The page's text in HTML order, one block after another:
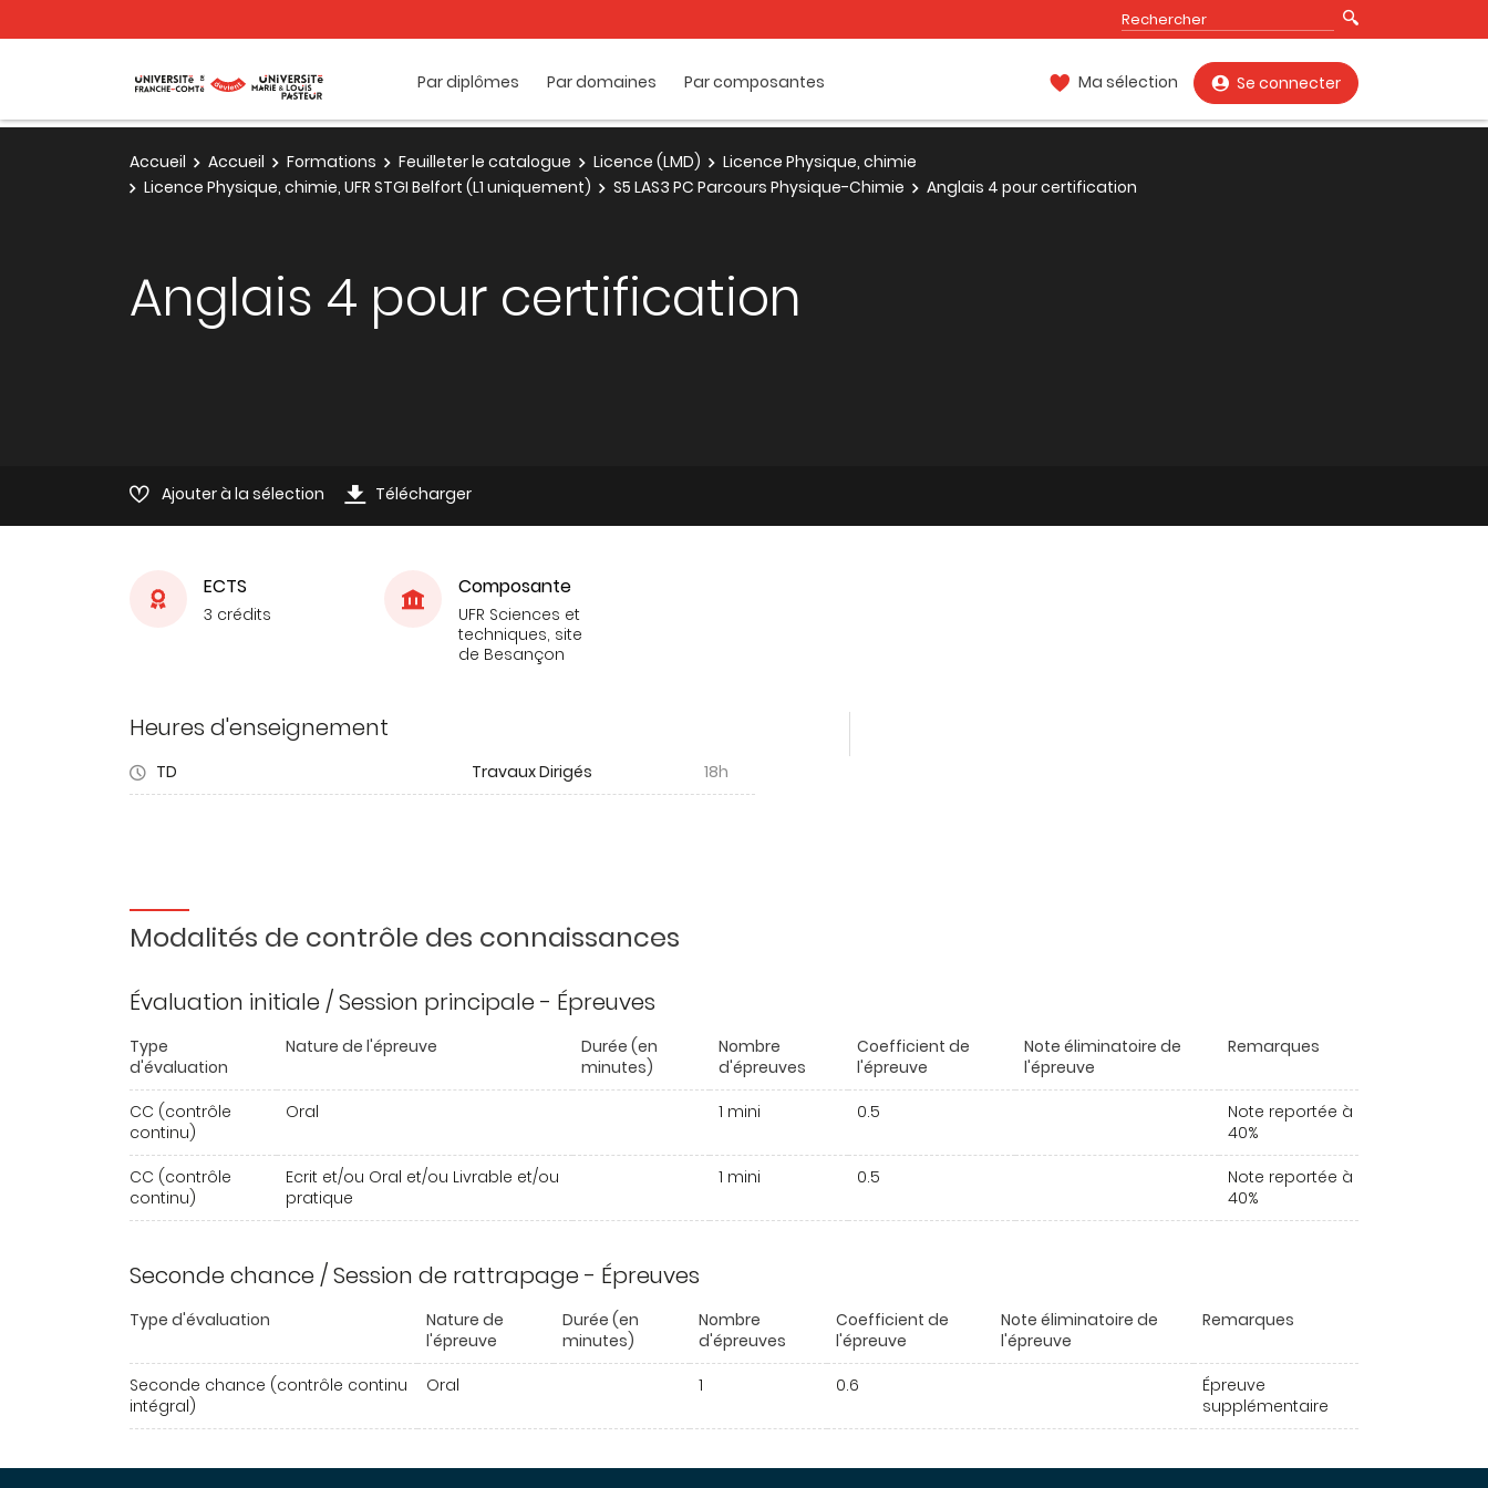
Par diplômes Par domaines Par composantes Ma sélection Se connecter
Accueil Accueil Formations Feuilleter le catalogue Licence (LMD)
Licence Physique, chimie
Licence Physique, chimie, UFR STGI Belfort (L1 uniquement)
S5 LAS3 PC Parcours Physique-Chimie Anglais 4 pour certification
Anglais 4 pour certification
Ajouter à la sélection Télécharger
ECTS
3 crédits
Composante
UFR Sciences et
techniques, site
de Besançon
Heures d'enseignement
TD Travaux Dirigés 18h
Modalités de contrôle des connaissances
Évaluation initiale / Session principale - Épreuves
Type
d'évaluation
Nature de l'épreuve
Durée (en
minutes)
Nombre
d'épreuves
Coefficient de
l'épreuve
Note éliminatoire de
l'épreuve
Remarques
CC (contrôle
continu)
Oral 1 mini 0.5
Note reportée à
40%
CC (contrôle
continu)
Ecrit et/ou Oral et/ou Livrable et/ou
pratique
1 mini 0.5
Note reportée à
40%
Seconde chance / Session de rattrapage - Épreuves
Type d'évaluation
Nature de
l'épreuve
Durée (en
minutes)
Nombre
d'épreuves
Coefficient de
l'épreuve
Note éliminatoire de
l'épreuve
Remarques
Seconde chance (contrôle continu
intégral)
Oral 1 0.6
Épreuve
supplémentaire